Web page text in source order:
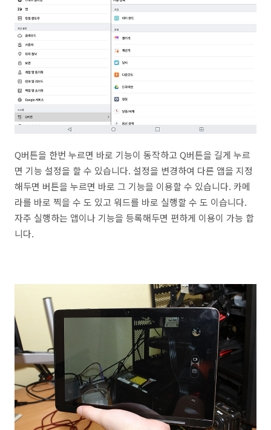
Q버튼을 한번 누르면 바로 기능이 동작하고 Q버튼을 길게 누르
면 기능 설정을 할 수 있습니다. 설정을 변경하여 다른 앱을 지정
해두면 버튼을 누르면 바로 그 기능을 이용할 수 있습니다. 카메
라를 바로 찍을 수 도 있고 워드를 바로 실행할 수 도 이습니다.
자주 실행하는 앱이나 기능을 등록해두면 편하게 이용이 가능 합
니다.